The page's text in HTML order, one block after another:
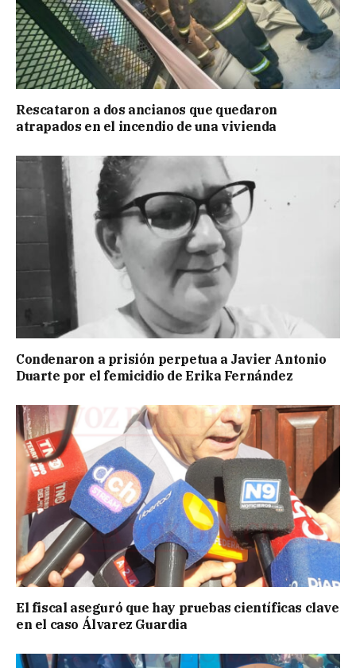
Rescataron a dos ancianos que quedaron
atrapados en el incendio de una vivienda
Condenaron a prisión perpetua a Javier Antonio
Duarte por el femicidio de Erika Fernández
El fiscal aseguró que hay pruebas científicas clave
en el caso Álvarez Guardia